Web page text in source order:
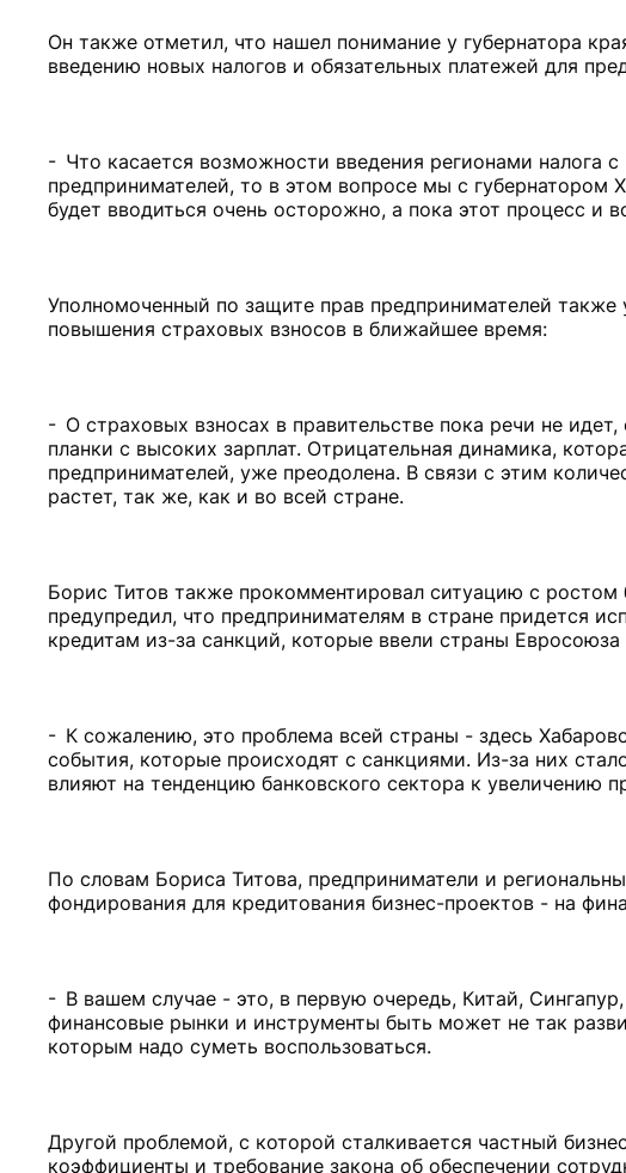
Он также отметил, что нашел понимание у губернатора
введению новых налогов и обязательных платежей для
- Что касается возможности введения регионами налога
предпринимателей, то в этом вопросе мы с губернатором
будет вводиться очень осторожно, а пока этот процесс и
Уполномоченный по защите прав предпринимателей
повышения страховых взносов в ближайшее время:
- О страховых взносах в правительстве пока речи не
планки с высоких зарплат. Отрицательная динамика,
предпринимателей, уже преодолена. В связи с этим
растет, так же, как и во всей стране.
Борис Титов также прокомментировал ситуацию с ростом
предупредил, что предпринимателям в стране придется
кредитам из-за санкций, которые ввели страны
- К сожалению, это проблема всей страны - здесь
события, которые происходят с санкциями. Из-за них
влияют на тенденцию банковского сектора к увеличению
По словам Бориса Титова, предприниматели и
фондирования для кредитования бизнес-проектов - на
- В вашем случае - это, в первую очередь, Китай,
финансовые рынки и инструменты быть может не так
которым надо суметь воспользоваться.
Другой проблемой, с которой сталкивается частный
коэффициенты и требование закона об обеспечении